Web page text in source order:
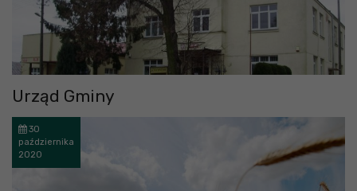
Urząd Gminy
30
października
2020